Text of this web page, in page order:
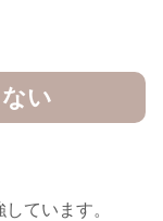
い
ています。